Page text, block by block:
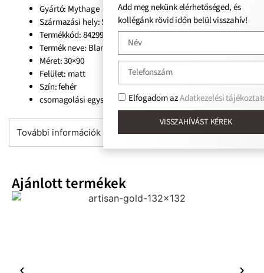
Gyártó: Mythage
Származási hely: Spanyol
Termékkód: 8429991761608
Termék neve: Blanc Sena Matt
Méret: 30×90
Felület: matt
Szín: fehér
csomagolási egység: 1,90m2/doboz/7
További információk
Ajánlott termékek
Add meg nekünk elérhetőséged, és
kollégánk rövid időn belül visszahív!
Elfogadom azAdatkezelési
VISSZAHÍVÁST KÉREK